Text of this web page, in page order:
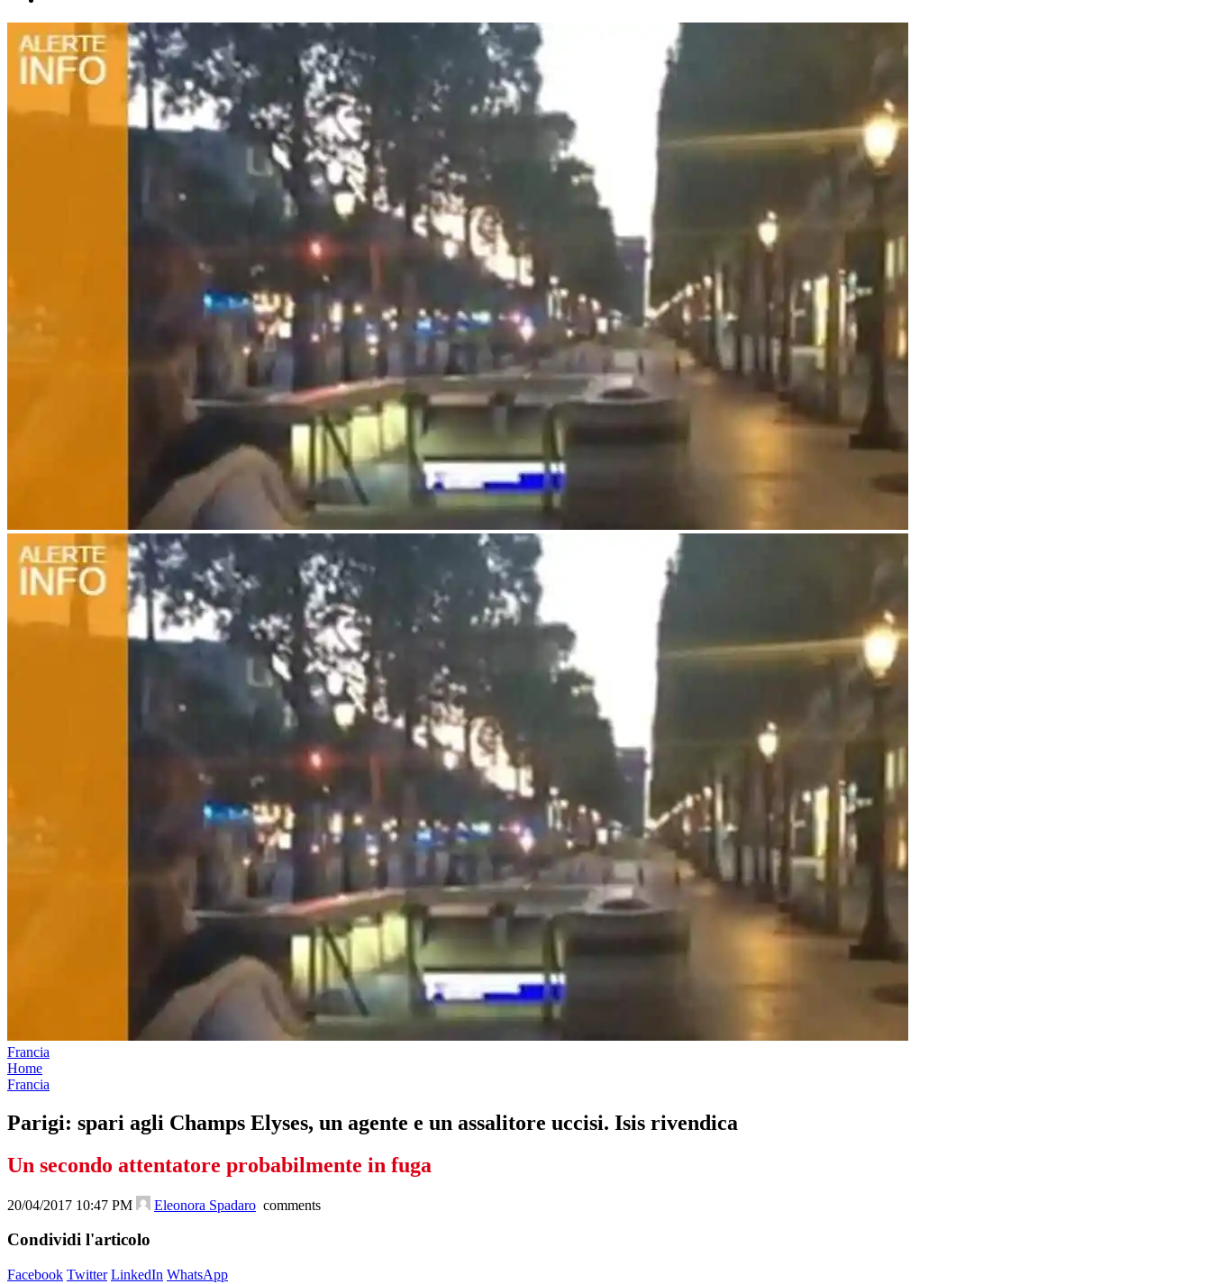
Francia
Home
Francia
Parigi: spari agli Champs Elyses, un agente e un assalitore uccisi. Isis rivendica
Un secondo attentatore probabilmente in fuga
20/04/2017 10:47 PM Eleonora Spadaro comments
Condividi l'articolo
Facebook Twitter LinkedIn WhatsApp